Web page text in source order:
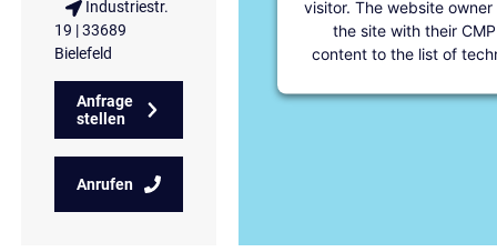
Industriestr.
19 | 33689
Bielefeld
Anfrage
stellen
Anrufen
visitor. The website
the site with their
content to the list of